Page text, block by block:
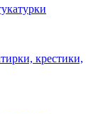
крестики,